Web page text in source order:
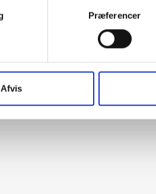
Præferencer
Afvis